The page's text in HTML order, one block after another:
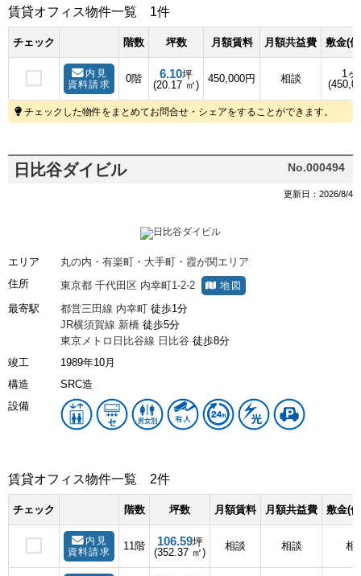
賃貸オフィス物件一覧 1件
チェック 階数 坪数 月額賃料 月額共益費 敷金(
内見
資料請求
0階 6.10坪
(20.17 ㎡)
450,000円 相談
1ヶ
チェックした物件をまとめてお問合せ・シェアをすることができます。
日比谷ダイビル No.000494
更新日：2026/8/4
エリア
丸の内・有楽町・大手町・霞が関エリア
住所
東京都 千代田区 内幸町1-2-2 地図
最寄駅 都営三田線 内幸町 徒歩1分
JR横須賀線 新橋 徒歩5分
東京メトロ日比谷線 日比谷 徒歩8分
竣工
1989年10月
構造
SRC造
設備
賃貸オフィス物件一覧 2件
チェック 階数 坪数 月額賃料 月額共益費 敷金(
内見
資料請求
11階 106.59坪
(352.37 ㎡)
相談 相談 相